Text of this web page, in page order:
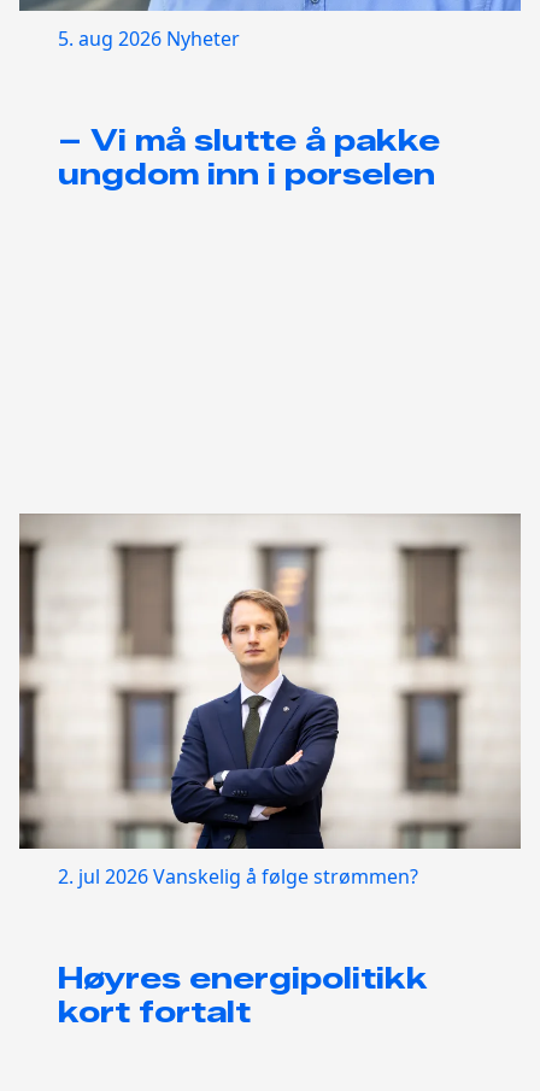
5. aug 2026 Nyheter
– Vi må slutte å pakke
ungdom inn i porselen
2. jul 2026Vanskelig å følge strømmen?
Høyres energipolitikk
kort fortalt